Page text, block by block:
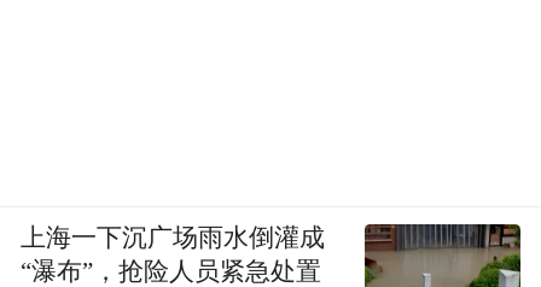
上海一下沉广场雨水倒灌成
“瀑布”，抢险人员紧急处置